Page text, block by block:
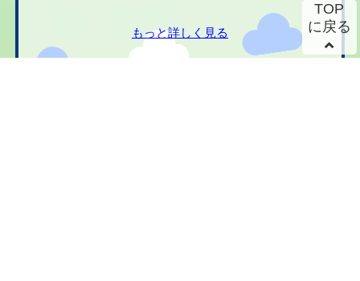
もっと詳しく見る
TOP
に戻る